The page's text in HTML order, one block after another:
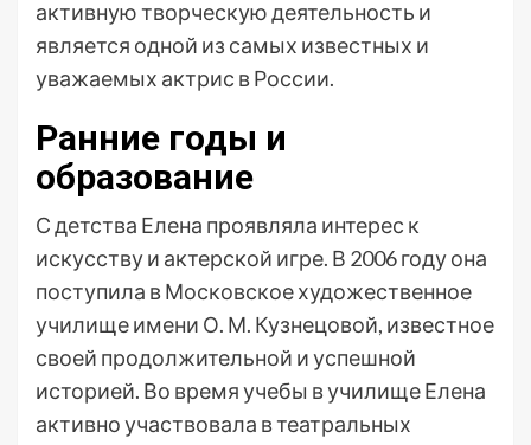
активную творческую деятельность и
является одной из самых известных и
уважаемых актрис в России.
Ранние годы и
образование
С детства Елена проявляла интерес к
искусству и актерской игре. В 2006 году она
поступила в Московское художественное
училище имени О. М. Кузнецовой, известное
своей продолжительной и успешной
историей. Во время учебы в училище Елена
активно участвовала в театральных